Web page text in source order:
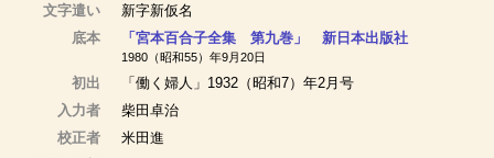
文字遣い
新字新仮名
底本
「宮本百合子全集 第九巻」 新日本出版社
1980（昭和55）年9月20日
初出
「働く婦人」1932（昭和7）年2月号
入力者
柴田卓治
校正者
米田進